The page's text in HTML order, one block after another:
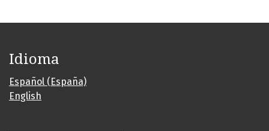
Idioma
Español (España)
English